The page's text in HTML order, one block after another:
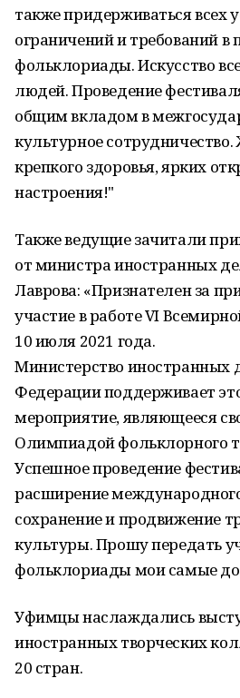
также придерживаться всех
ограничений и требований в
фольклориады. Искусство
людей. Проведение
общим вкладом в
культурное
крепкого здоровья, ярких
настроения!"
Также ведущие зачитали
от министра иностранных
Лаврова: «Признателен за
участие в работе VI
10 июля 2021 года.
Министерство иностранных
Федерации поддерживает
мероприятие, являющееся
Олимпиадой фольклорного
Успешное проведение
расширение
сохранение и продвижение
культуры. Прошу передать
фольклориады мои самые
Уфимцы наслаждались
иностранных творческих
20 стран.